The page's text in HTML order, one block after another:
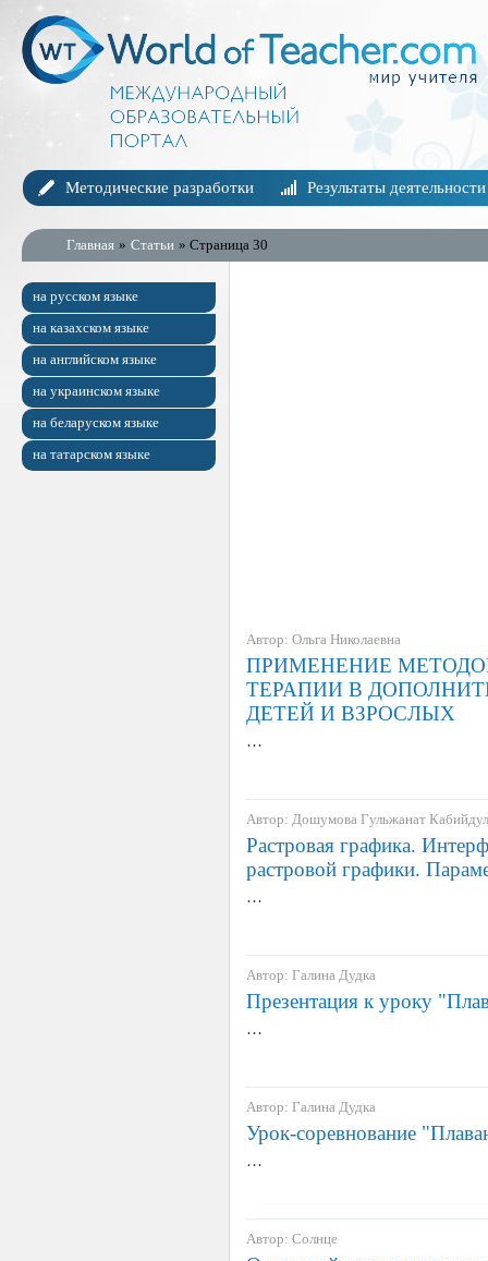
Методические разработки Результаты деятельности
Главная » Статьи » Страница 30
на русском языке
на казахском языке
на английском языке
на украинском языке
на беларуском языке
на татарском языке
Автор: Ольга Николаевна
ПРИМЕНЕНИЕ
ТЕРАПИИ В
ДЕТЕЙ И ВЗРОСЛЫХ
…
Автор: Дошумова Гульжанат
Растровая графика.
растровой графики.
…
Автор: Галина Дудка
Презентация к уроку
…
Автор: Галина Дудка
Урок-соревнование
…
Автор: Солнце